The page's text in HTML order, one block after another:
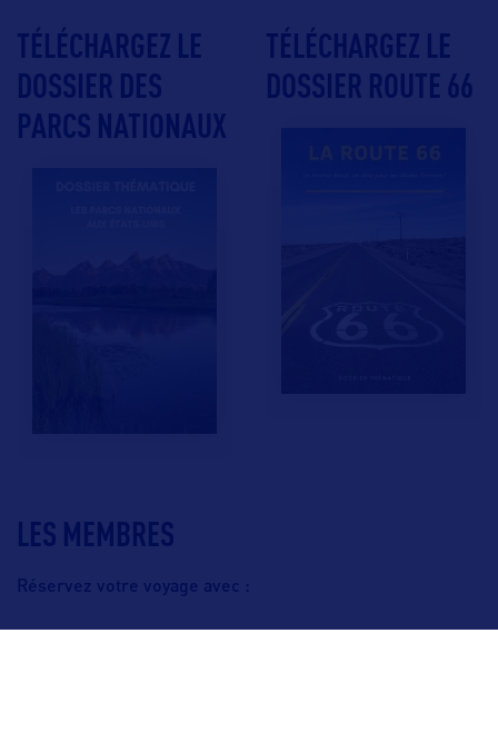
LES MEMBRES
Réservez votre voyage avec :
TÉLÉCHARGEZ LE
DOSSIER DES
PARCS NATIONAUX
TÉLÉCHARGEZ LE
DOSSIER ROUTE 66